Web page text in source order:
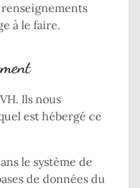
à le faire.
Ils nous
est hébergé ce
le système de
de données du